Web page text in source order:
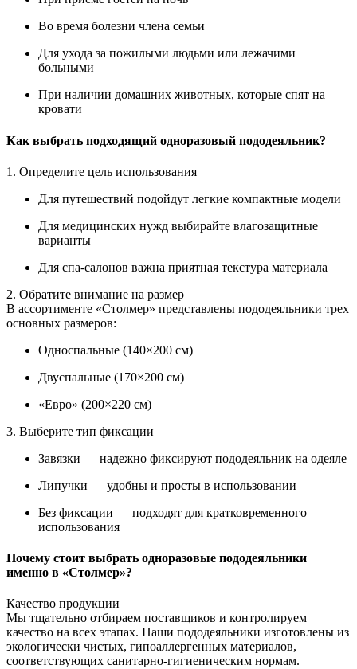
Во время болезни члена семьи
Для ухода за пожилыми людьми или лежачими
больными
При наличии домашних животных, которые спят на
кровати
Как выбрать подходящий одноразовый пододеяльник?
1. Определите цель использования
Для путешествий подойдут легкие компактные модели
Для медицинских нужд выбирайте влагозащитные
варианты
Для спа-салонов важна приятная текстура материала
2. Обратите внимание на размер
В ассортименте «Столмер» представлены пододеяльники трех
основных размеров:
Односпальные (140×200 см)
Двуспальные (170×200 см)
«Евро» (200×220 см)
3. Выберите тип фиксации
Завязки — надежно фиксируют пододеяльник на одеяле
Липучки — удобны и просты в использовании
Без фиксации — подходят для кратковременного
использования
Почему стоит выбрать одноразовые пододеяльники
именно в «Столмер»?
Качество продукции
Мы тщательно отбираем поставщиков и контролируем
качество на всех этапах. Наши пододеяльники изготовлены из
экологически чистых, гипоаллергенных материалов,
соответствующих санитарно-гигиеническим нормам.